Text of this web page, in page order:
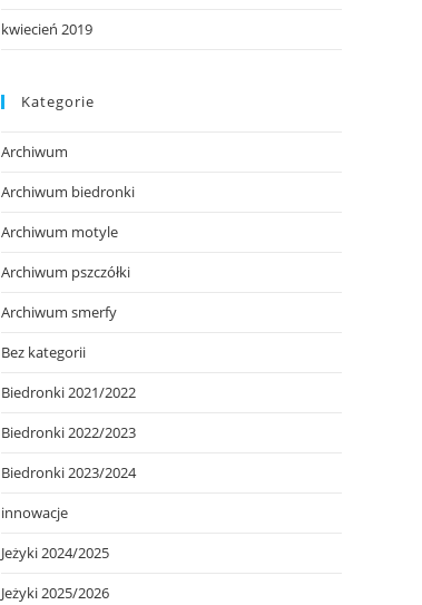
kwiecień 2019
Kategorie
Archiwum
Archiwum biedronki
Archiwum motyle
Archiwum pszczółki
Archiwum smerfy
Bez kategorii
Biedronki 2021/2022
Biedronki 2022/2023
Biedronki 2023/2024
innowacje
Jeżyki 2024/2025
Jeżyki 2025/2026